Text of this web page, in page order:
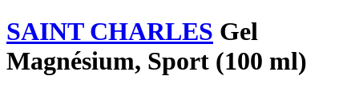
SAINT CHARLES Gel
Magnésium, Sport (100 ml)